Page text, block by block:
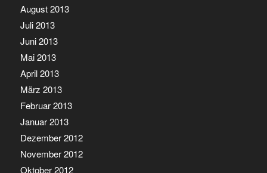
August 2013
Juli 2013
Juni 2013
Mai 2013
April 2013
März 2013
Februar 2013
Januar 2013
Dezember 2012
November 2012
Oktober 2012